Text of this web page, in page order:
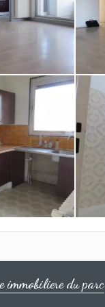
immobiliere du parc